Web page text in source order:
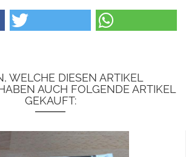
WELCHE DIESEN ARTIKEL
AUCH FOLGENDE ARTIKEL
GEKAUFT: